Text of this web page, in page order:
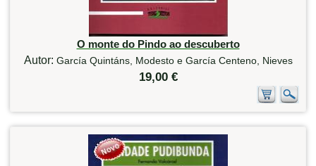
O monte do Pindo ao descuberto
Autor: García Quintáns, Modesto e García Centeno, Nieves
19,00 €